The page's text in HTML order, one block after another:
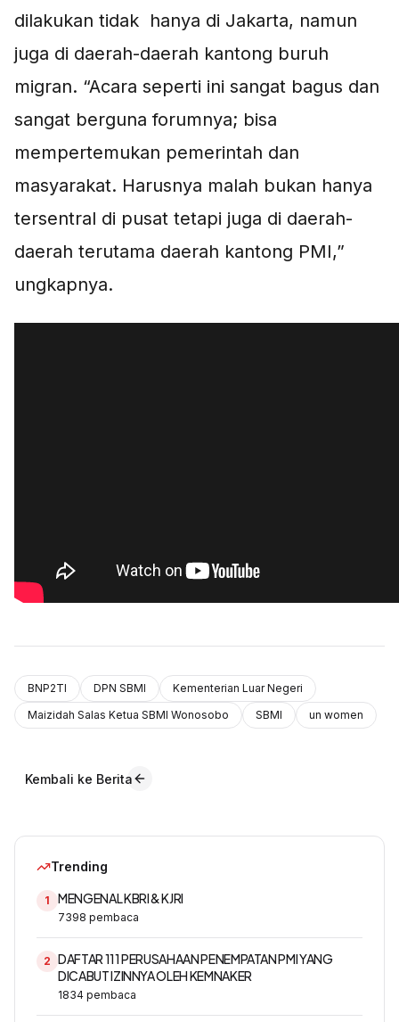
dilakukan tidak hanya di Jakarta, namun
juga di daerah-daerah kantong buruh
migran. “Acara seperti ini sangat bagus dan
sangat berguna forumnya; bisa
mempertemukan pemerintah dan
masyarakat. Harusnya malah bukan hanya
tersentral di pusat tetapi juga di daerah-
daerah terutama daerah kantong PMI,”
ungkapnya.
BNP2TI DPN SBMI
Kementerian Luar Negeri
Maizidah Salas Ketua SBMI Wonosobo
SBMI un women
Kembali ke Berita
Trending
1 MENGENAL KBRI & KJRI
7398 pembaca
2 DAFTAR 111 PERUSAHAAN PENEMPATAN PMI YANG
DICABUT IZINNYA OLEH KEMNAKER
1834 pembaca